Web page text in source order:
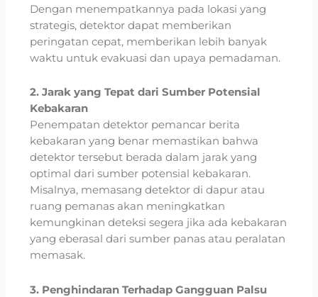
Dengan menempatkannya pada lokasi yang
strategis, detektor dapat memberikan
peringatan cepat, memberikan lebih banyak
waktu untuk evakuasi dan upaya pemadaman.
2. Jarak yang Tepat dari Sumber Potensial
Kebakaran
Penempatan detektor pemancar berita
kebakaran yang benar memastikan bahwa
detektor tersebut berada dalam jarak yang
optimal dari sumber potensial kebakaran.
Misalnya, memasang detektor di dapur atau
ruang pemanas akan meningkatkan
kemungkinan deteksi segera jika ada kebakaran
yang eberasal dari sumber panas atau peralatan
memasak.
3. Penghindaran Terhadap Gangguan Palsu